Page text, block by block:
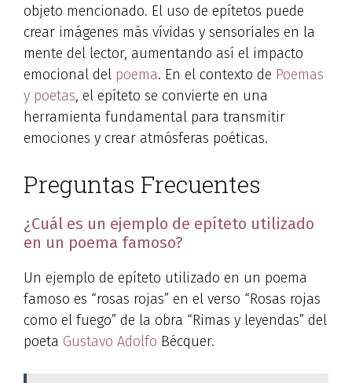
objeto mencionado. El uso de epítetos puede
crear imágenes más vívidas y sensoriales en la
mente del lector, aumentando así el impacto
emocional del poema. En el contexto de Poemas
y poetas, el epíteto se convierte en una
herramienta fundamental para transmitir
emociones y crear atmósferas poéticas.
Preguntas Frecuentes
¿Cuál es un ejemplo de epíteto utilizado
en un poema famoso?
Un ejemplo de epíteto utilizado en un poema
famoso es “rosas rojas” en el verso “Rosas rojas
como el fuego” de la obra “Rimas y leyendas” del
poeta Gustavo Adolfo Bécquer.